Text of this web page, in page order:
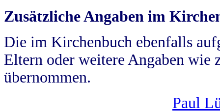
Zusätzliche Angaben im
Die im Kirchenbuch ebenfalls
Eltern oder weitere Angaben wie
übernommen.
Paul